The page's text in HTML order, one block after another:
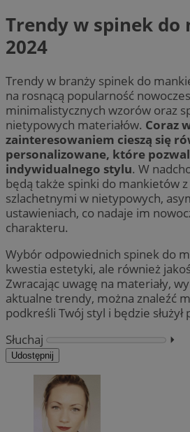
Trendy w spinek
2024
Trendy w branży spinek do
na rosnącą popularność
minimalistycznych wzorów oraz
nietypowych materiałów. Coraz
zainteresowaniem cieszą się
personalizowane, które
indywidualnego stylu. W
będą także spinki do mankietów
szlachetnymi w nietypowych,
ustawieniach, co nadaje im
charakteru.
Wybór odpowiednich spinek do
kwestia estetyki, ale również
Zwracając uwagę na materiały,
aktualne trendy, można znaleźć
podkreśli Twój styl i będzie służył
Słuchaj
⏵︎
Udostępnij